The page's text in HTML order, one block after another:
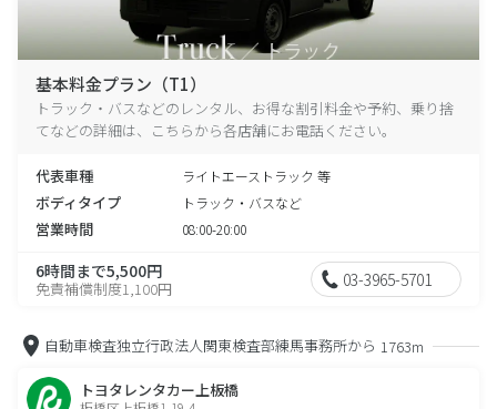
基本料金プラン（T1）
トラック・バスなどのレンタル、お得な割引料金や予約、乗り捨
てなどの詳細は、こちらから各店舗にお電話ください。
代表車種 ライトエーストラック 等
ボディタイプ トラック・バスなど
営業時間 08:00-20:00
6時間まで5,500円
免責補償制度1,100円 03-3965-5701
自動車検査独立行政法人関東検査部練馬事務所から 1763m
トヨタレンタカー上板橋